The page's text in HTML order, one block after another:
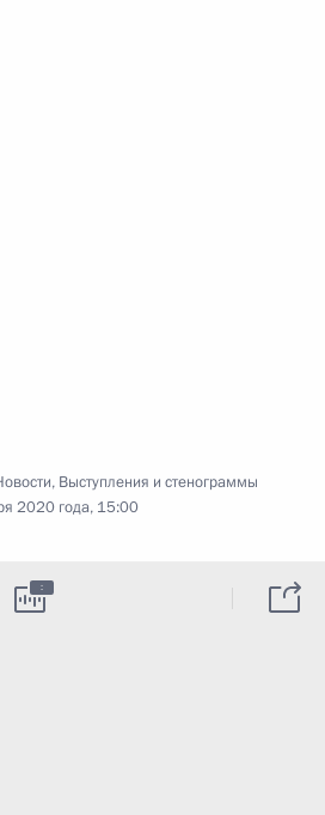
, Выступления и стенограммы
2020 года, 15:00
: